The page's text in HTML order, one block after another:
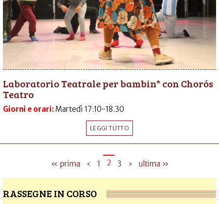
Laboratorio Teatrale per bambin* con Chorós
Teatro
Giorni e orari: Martedì 17:10-18.30
LEGGI TUTTO
« prima ‹ 1 2 3 › ultima »
RASSEGNE IN CORSO